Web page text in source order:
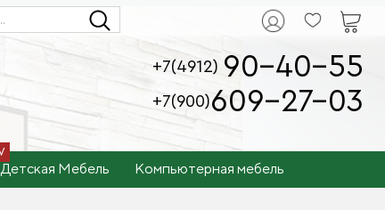
+7(4912) 90-40-55
+7(900)609-27-03
Детская Мебель Компьютерная мебель